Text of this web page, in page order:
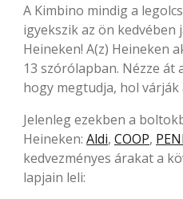
A Kimbino mindig a
igyekszik az ön kedvében
Heineken! A(z) Heineken
13 szórólapban. Nézze át
hogy megtudja, hol
Jelenleg ezekben a
Heineken: Aldi, COOP,
kedvezményes árakat a
lapjain leli: